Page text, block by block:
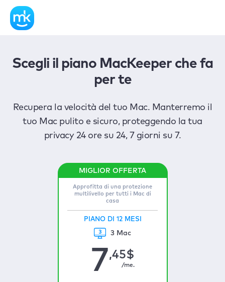
Scegli il piano MacKeeper che fa
per te
Recupera la velocità del tuo Mac. Manterremo il
tuo Mac pulito e sicuro, proteggendo la tua
privacy 24 ore su 24, 7 giorni su 7.
Approfitta di una protezione
multilivello per tutti i Mac di
casa
PIANO DI 12 MESI
3 Mac
7,45$
/me.